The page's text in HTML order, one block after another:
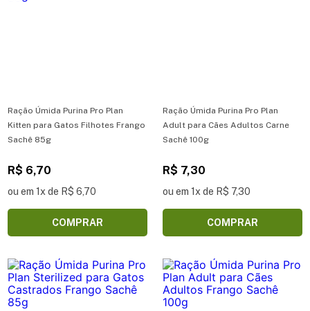
Ração Úmida Purina Pro Plan
Kitten para Gatos Filhotes Frango
Sachê 85g
R$ 6,70
ou em 1x de R$ 6,70
COMPRAR
Ração Úmida Purina Pro Plan
Adult para Cães Adultos Carne
Sachê 100g
R$ 7,30
ou em 1x de R$ 7,30
COMPRAR